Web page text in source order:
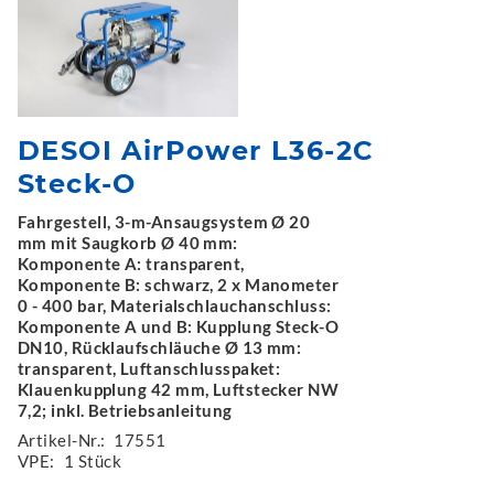
DESOI AirPower L36-2C
Steck-O
Fahrgestell, 3-m-Ansaugsystem Ø 20
mm mit Saugkorb Ø 40 mm:
Komponente A: transparent,
Komponente B: schwarz, 2 x Manometer
0 - 400 bar, Materialschlauchanschluss:
Komponente A und B: Kupplung Steck-O
DN10, Rücklaufschläuche Ø 13 mm:
transparent, Luftanschlusspaket:
Klauenkupplung 42 mm, Luftstecker NW
7,2; inkl. Betriebsanleitung
Artikel-Nr.: 17551
VPE:
1 Stück